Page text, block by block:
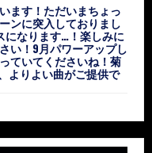
ます！ただいまちょっ
ンに突入しておりまし
になります…！楽しみに
い！9月パワーアップし
ていてくださいね！菊
よりよい曲がご提供で